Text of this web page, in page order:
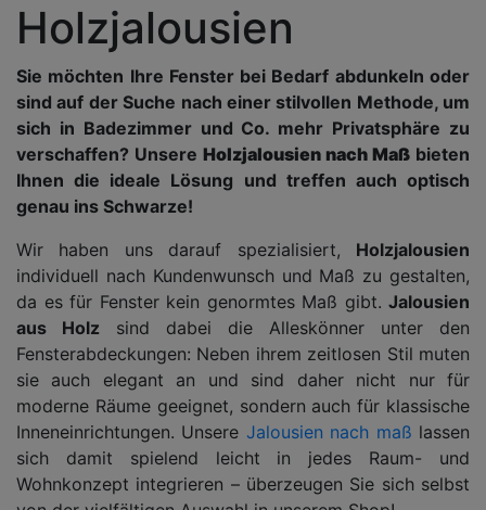
Holzjalousien
Sie möchten Ihre Fenster bei Bedarf abdunkeln oder
sind auf der Suche nach einer stilvollen Methode, um
sich in Badezimmer und Co. mehr Privatsphäre zu
verschaffen? Unsere Holzjalousien nach Maß bieten
Ihnen die ideale Lösung und treffen auch optisch
genau ins Schwarze!
Wir haben uns darauf spezialisiert, Holzjalousien
individuell nach Kundenwunsch und Maß zu gestalten,
da es für Fenster kein genormtes Maß gibt. Jalousien
aus Holz sind dabei die Alleskönner unter den
Fensterabdeckungen: Neben ihrem zeitlosen Stil muten
sie auch elegant an und sind daher nicht nur für
moderne Räume geeignet, sondern auch für klassische
Inneneinrichtungen. Unsere Jalousien nach maß lassen
sich damit spielend leicht in jedes Raum- und
Wohnkonzept integrieren – überzeugen Sie sich selbst